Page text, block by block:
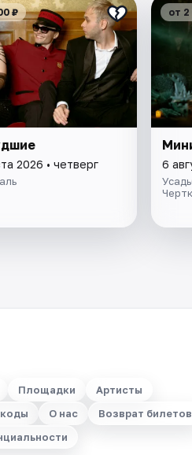
₽
2026 • четверг
от 2
6
Площадки
Артисты
О нас
Возврат билетов